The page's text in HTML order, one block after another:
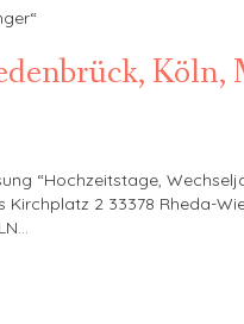
Köln,
“Hochzeitstage,
Kirchplatz 2 33378 Rheda-